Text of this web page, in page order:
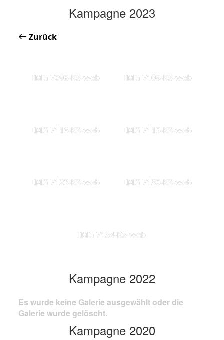
Kampagne 2023
Zurück
IMG 7098-KS-web IMG 7109-KS-web
IMG 7116-KS-web IMG 7119-KS-web
IMG 7123-KS-web IMG 7130-KS-web
IMG 7134-KS-web
Kampagne 2022
Es wurde keine Galerie ausgewählt oder die
Galerie wurde gelöscht.
Kampagne 2020